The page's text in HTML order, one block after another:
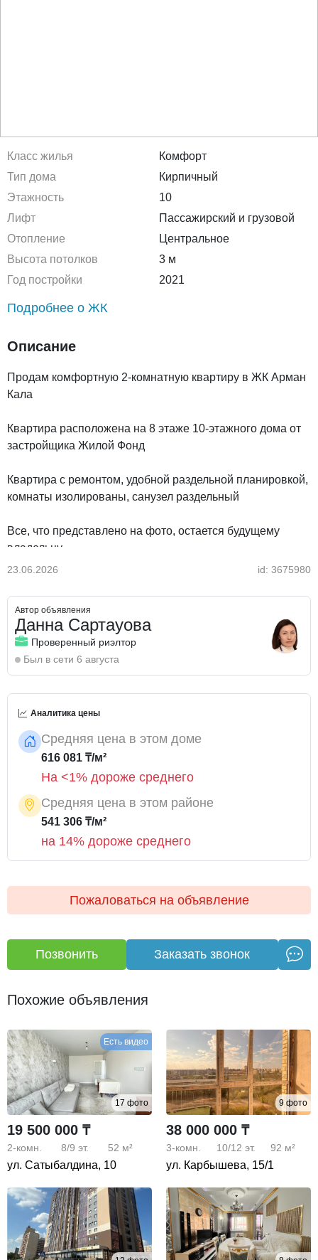
Класс жилья
Комфорт
Тип дома
Кирпичный
Этажность
10
Лифт
Пассажирский и грузовой
Отопление
Центральное
Высота потолков
3 м
Год постройки
2021
Подробнее о ЖК
Описание
Продам комфортную 2-комнатную квартиру в ЖК Арман
Кала
Квартира расположена на 8 этаже 10-этажного дома от
застройщика Жилой Фонд
Квартира с ремонтом, удобной раздельной планировкой,
комнаты изолированы, санузел раздельный
Все, что представлено на фото, остается будущему
владельцу
видеонаблюдением
Удобное расположение, рядом находятся красивые
парки для прогулок, супермаркеты, магазины и другие
объекты инфраструктуры
Рассмотрим ипотеку и окажем помощь в оформлении
23.06.2026 id: 3675980
Автор объявления
Данна Сартауова
Проверенный риэлтор
Был в сети 6 августа
Аналитика цены
Средняя цена в этом доме
616 081 ₸/м²
На <1% дороже среднего
Средняя цена в этом районе
541 306 ₸/м²
на 14% дороже среднего
Пожаловаться на объявление
Позвонить Заказать звонок
Похожие объявления
17 фото
Есть видео
19 500 000 ₸
2-комн. 8/9 эт. 52 м²
ул. Сатыбалдина, 10
9 фото
38 000 000 ₸
3-комн. 10/12 эт. 92 м²
ул. Карбышева, 15/1